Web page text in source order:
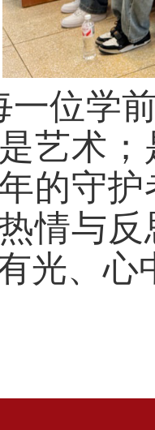
一位学
艺术
的守
情与
光、心